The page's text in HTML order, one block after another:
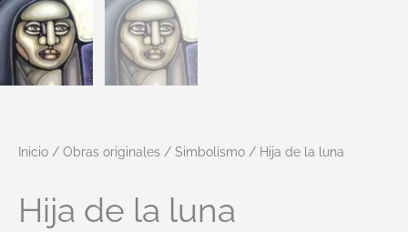
Inicio / Obras originales / Simbolismo / Hija de la luna
Hija de la luna